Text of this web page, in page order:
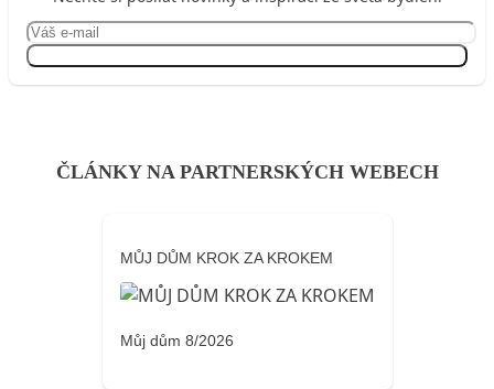
ČLÁNKY NA PARTNERSKÝCH WEBECH
MŮJ DŮM KROK ZA KROKEM
Můj dům 8/2026